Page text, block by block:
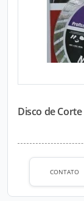
Disco de
CONTATO